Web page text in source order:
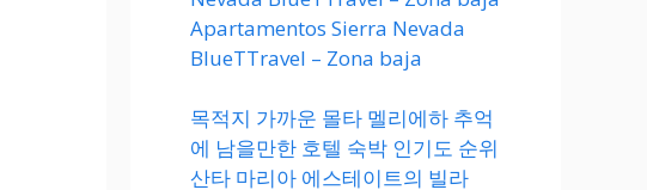
Apartamentos Sierra Nevada
BlueTTravel – Zona baja
목적지 가까운 몰타 멜리에하 추억
에 남을만한 호텔 숙박 인기도 순위
산타 마리아 에스테이트의 빌라